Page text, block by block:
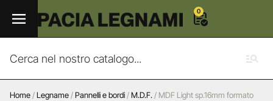
0
Home/Legname/Pannelli e bordi/M.D.F./ MDF Light sp.16mm formato